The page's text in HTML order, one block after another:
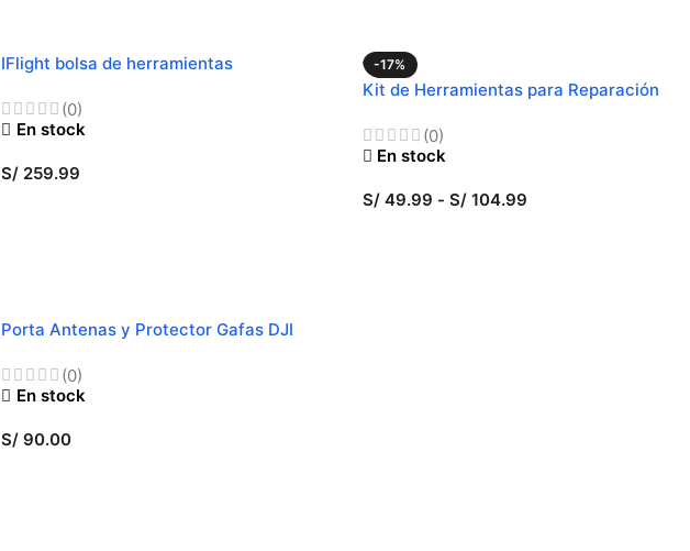
IFlight bolsa de herramientas
(0)
En stock
S/ 259.99
-17%
Kit de Herramientas para Reparación
(0)
En stock
S/49.99 - S/104.99
Porta Antenas y Protector Gafas DJI
(0)
En stock
S/ 90.00